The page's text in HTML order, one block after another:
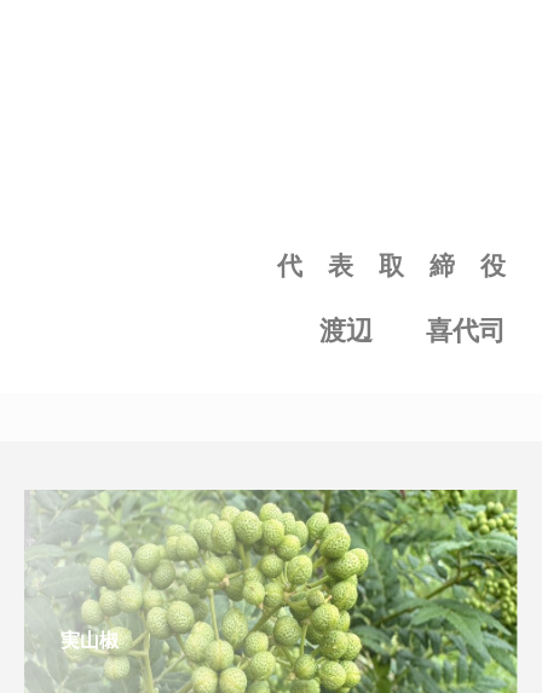
代 表 取 締 役
渡辺 喜代司
実山椒